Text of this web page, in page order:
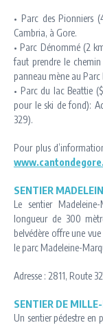
• Parc des Pionniers
Cambria, à Gore.
• Parc Dénommé (2
faut prendre le
panneau mène au
• Parc du lac Beattie
pour le ski de fond):
329).
Pour plus
SENTIER
Le sentier
longueur de 300
belvédère offre une
le parc Madeleine-
Adresse : 2811, Route
SENTIER DE
Un sentier pédestre en